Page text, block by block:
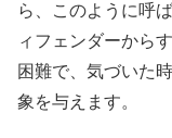
ら、このように呼
ィフェンダーから
困難で、気づいた
象を与えます。